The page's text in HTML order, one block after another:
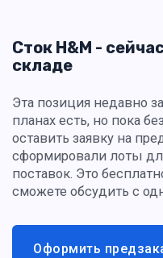
Сток H&M -
складе
Эта позиция недавно
планах есть, но пока
оставить заявку на
сформировали лоты
поставок. Это
сможете обсудить с
Оформить